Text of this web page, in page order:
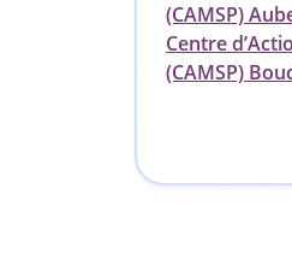
(CAMSP)
Centre
(CAMSP)